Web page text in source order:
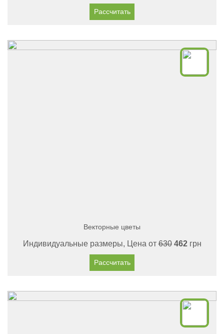
Рассчитать
Векторные цветы
Индивидуальные размеры, Цена от630 462грн
Рассчитать